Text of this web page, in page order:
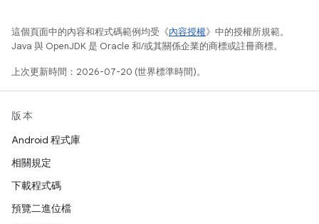
這個頁面中的內容和程式碼範例均受《內容授權》中的授權所規範。
Java 與 OpenJDK 是 Oracle 和/或其關係企業的商標或註冊商標。
上次更新時間：2026-07-20 (世界標準時間)。
版本
Android 程式庫
相關規定
下載程式碼
預覽二進位檔